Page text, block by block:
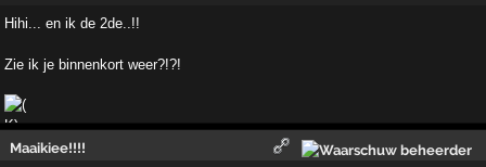
Hihi... en ik de 2de..!!
Zie ik je binnenkort weer?!?!
Maaikiee!!!!